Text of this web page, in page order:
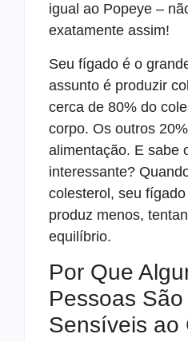
igual ao Popeye –
exatamente assim!
Seu fígado é o
assunto é produzir
cerca de 80% do
corpo. Os outros
alimentação. E sabe
interessante?
colesterol, seu
produz menos,
equilíbrio.
Por Que
Pessoas São
Sensíveis ao